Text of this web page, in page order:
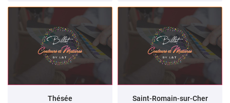
Thésée Saint-Romain-sur-Cher